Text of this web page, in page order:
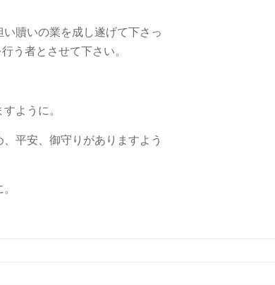
贖いの業を成し遂げて下さっ
者とさせて下さい。
ように。
平安、御守りがありますよう